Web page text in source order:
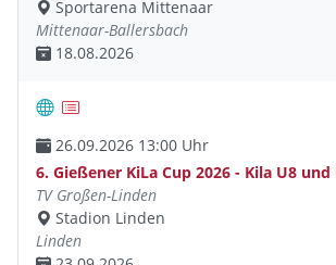
Sportarena Mittenaar
Mittenaar-Ballersbach
18.08.2026
26.09.2026 13:00 Uhr
6. Gießener KiLa Cup 2026 - Kila U8 und
TV Großen-Linden
Stadion Linden
Linden